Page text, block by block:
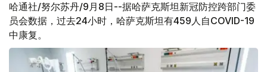
哈通社/努尔苏丹/9月8日--据哈萨克斯坦新冠防控跨部门委
员会数据，过去24小时，哈萨克斯坦有459人自COVID-19
中康复。